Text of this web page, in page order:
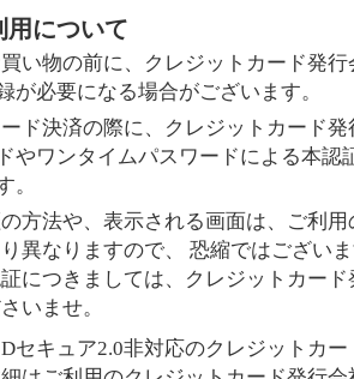
用について
買い物の前に、クレジットカード発
が必要になる場合がございます。
ード決済の際に、クレジットカード
やワンタイムパスワードによる本認
。
方法や、表示される画面は、ご利
異なりますので、 恐縮ではござい
につきましては、クレジットカー
いませ。
セキュア2.0非対応のクレジットカ